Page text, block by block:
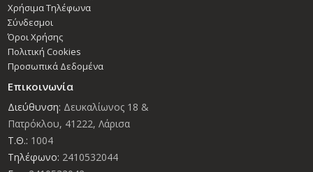
Χρήσιμα Τηλέφωνα
Σύνδεσμοι
Όροι Χρήσης
Πολιτική Cookies
Προσωπικά Δεδομένα
Επικοινωνία
Διεύθυνση: Δευκαλίωνος 18 &
Πατρόκλου, 41222, Λάρισα
Τ.Θ.: 1004
Τηλέφωνο: 2410532044